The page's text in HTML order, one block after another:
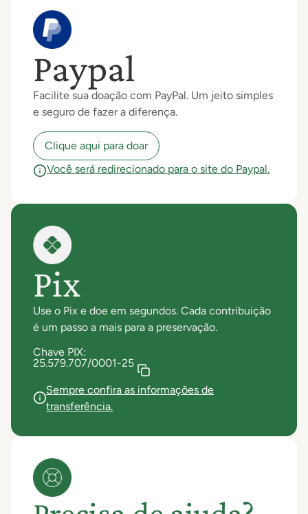
Paypal
Facilite sua doação com PayPal. Um jeito simples
e seguro de fazer a diferença.
Clique aqui para doar
Você será redirecionado para o site do Paypal.
Pix
Use o Pix e doe em segundos. Cada contribuição
é um passo a mais para a preservação.
Chave PIX:
25.579.707/0001-25
Sempre confira as informações de
transferência.